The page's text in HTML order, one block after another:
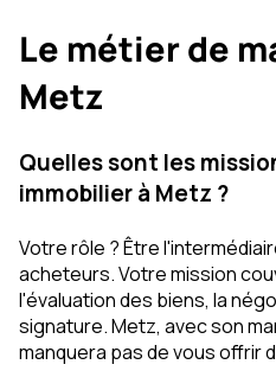
Le métier de
Metz
Quelles sont les
immobilier à Metz ?
Votre rôle ? Être
acheteurs. Votre mission
l'évaluation des biens, la
signature. Metz, avec son
manquera pas de vous offrir